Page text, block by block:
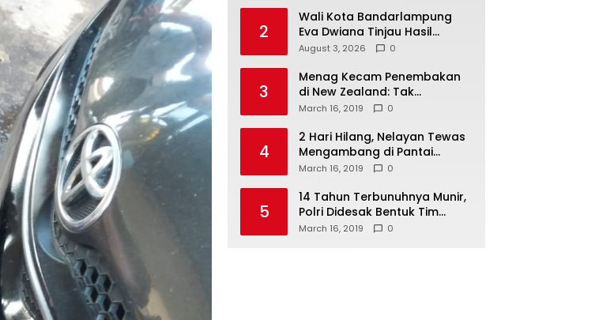
2
Wali Kota Bandarlampung
Eva Dwiana Tinjau Hasil
Perbaikan Jalan Wala Kuba
August 3, 2026 0
3
Menag Kecam Penembakan
di New Zealand: Tak
Berperikemanusiaan!
March 16, 2019 0
4
2 Hari Hilang, Nelayan Tewas
Mengambang di Pantai
Cipalawah Garut
March 16, 2019 0
5
14 Tahun Terbunuhnya Munir,
Polri Didesak Bentuk Tim
Khusus
March 16, 2019 0